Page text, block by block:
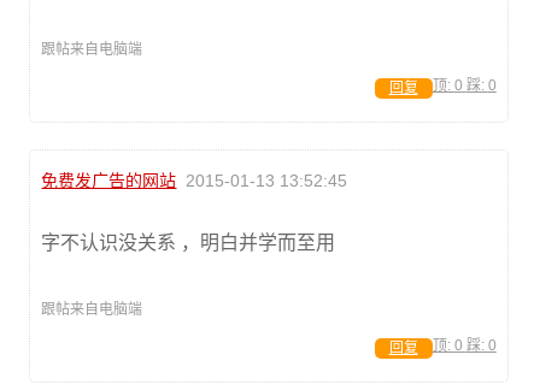
跟帖来自电脑端
顶: 0 踩: 0
回复
免费发广告的网站 2015-01-13 13:52:45
字不认识没关系 ，明白并学而至用
跟帖来自电脑端
顶: 0 踩: 0
回复